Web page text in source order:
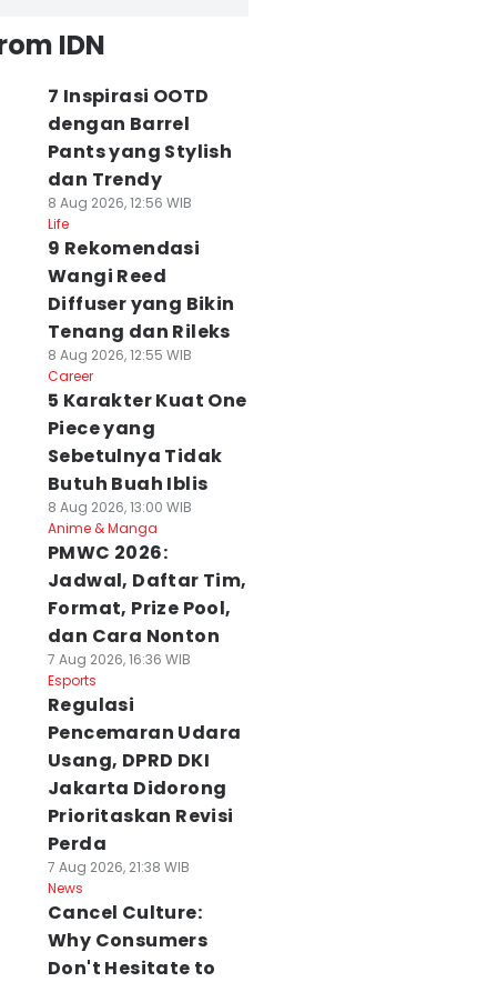
IDN
7 Inspirasi OOTD
dengan Barrel
Pants yang Stylish
dan Trendy
8 Aug 2026, 12:56 WIB
Life
9 Rekomendasi
Wangi Reed
Diffuser yang Bikin
Tenang dan Rileks
8 Aug 2026, 12:55 WIB
Career
5 Karakter Kuat One
Piece yang
Sebetulnya Tidak
Butuh Buah Iblis
8 Aug 2026, 13:00 WIB
Anime & Manga
PMWC 2026:
Jadwal, Daftar Tim,
Format, Prize Pool,
dan Cara Nonton
7 Aug 2026, 16:36 WIB
Esports
Regulasi
Pencemaran Udara
Usang, DPRD DKI
Jakarta Didorong
Prioritaskan Revisi
Perda
7 Aug 2026, 21:38 WIB
News
Cancel Culture:
Why Consumers
Don't Hesitate to